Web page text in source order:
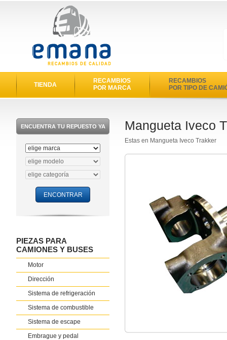
TIENDA
RECAMBIOS
POR MARCA
RECAMBIOS
POR TIPO DE
ENCUENTRA TU REPUESTO YA
PIEZAS PARA
CAMIONES Y BUSES
Motor
Dirección
Sistema de refrigeración
Sistema de combustible
Sistema de escape
Embrague y pedal
Mangueta Iveco
Estas en Mangueta Iveco Trakker